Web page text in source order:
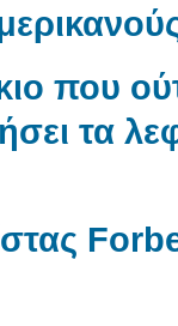
που
τα